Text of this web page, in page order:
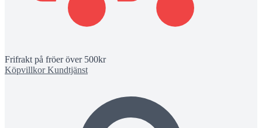
Frifrakt på fröer över 500kr
KöpvillkorKundtjänst